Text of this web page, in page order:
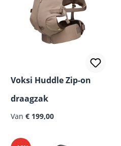
Voksi Huddle Zip-on
draagzak
Van € 199,00